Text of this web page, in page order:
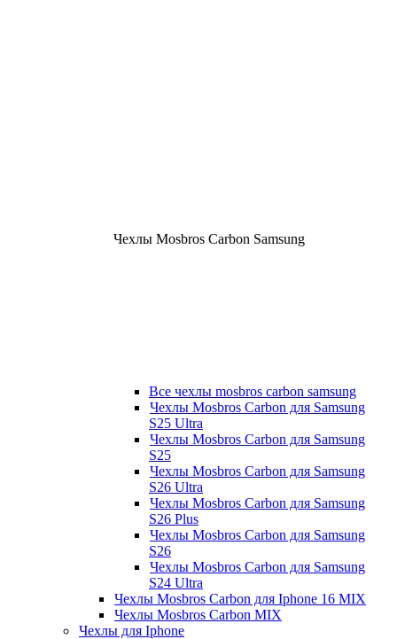
Чехлы Mosbros Carbon Samsung
Все чехлы mosbros carbon samsung
Чехлы Mosbros Carbon для Samsung
S25 Ultra
Чехлы Mosbros Carbon для Samsung
S25
Чехлы Mosbros Carbon для Samsung
S26 Ultra
Чехлы Mosbros Carbon для Samsung
S26 Plus
Чехлы Mosbros Carbon для Samsung
S26
Чехлы Mosbros Carbon для Samsung
S24 Ultra
Чехлы Mosbros Carbon для Iphone 16 MIX
Чехлы Mosbros Carbon MIX
Чехлы для Iphone